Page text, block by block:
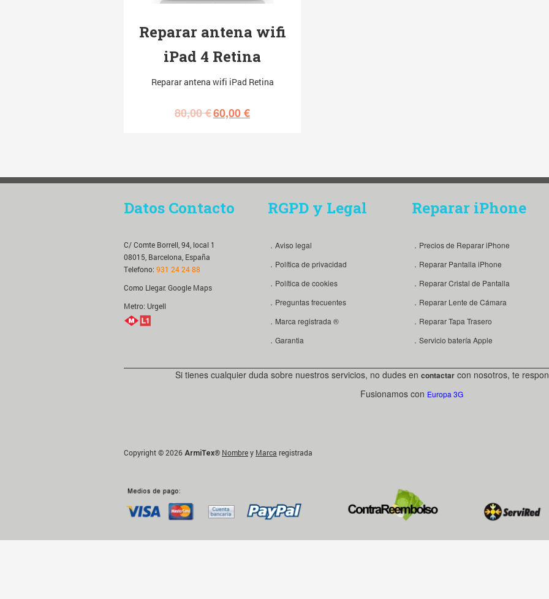
Reparar antena wifi
iPad 4 Retina
Reparar antena wifi iPad Retina
80,00€60,00€
Datos Contacto
C/ Comte Borrell, 94, local 1
08015, Barcelona, España
Telefono: 931 24 24 88
Como Llegar: Google Maps
Metro: Urgell
RGPD y Legal
．Aviso legal
．Política de privacidad
．Política de cookies
．Preguntas frecuentes
．Marca registrada ®
．Garantia
Reparar iPhone
．Precios de Reparar iPhone
．Reparar Pantalla iPhone
．Reparar Cristal de Pantalla
．Reparar Lente de Cámara
．Reparar Tapa Trasero
．Servicio batería Apple
Si tienes cualquier duda sobre nuestros servicios, no dudes en contactarcon nosotros, te
Fusionamos con Europa 3G
Copyright © 2026 ArmiTex® Nombrey Marca registrada